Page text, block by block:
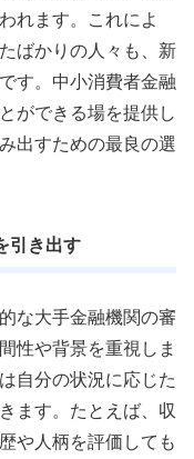
れます。これによ
ばかりの人々も、新
す。中小消費者金融
ができる場を提供し
出すための最良の選
引き出す
な大手金融機関の審
性や背景を重視しま
自分の状況に応じた
ます。たとえば、収
や人柄を評価しても